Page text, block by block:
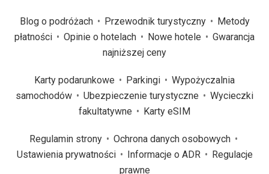
Blog o podróżach Przewodnik turystyczny
Metody
płatności
Opinie o hotelach Nowe hotele
Gwarancja
najniższej ceny
Karty podarunkowe Parkingi
Wypożyczalnia
samochodów
Ubezpieczenie turystyczne
Wycieczki
fakultatywne
Karty eSIM
Regulamin strony
Ochrona danych osobowych
Ustawienia prywatności
Informacje o ADR
Regulacje
prawne